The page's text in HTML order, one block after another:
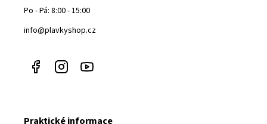
Po - Pá: 8:00 - 15:00
info@plavkyshop.cz
Praktické informace